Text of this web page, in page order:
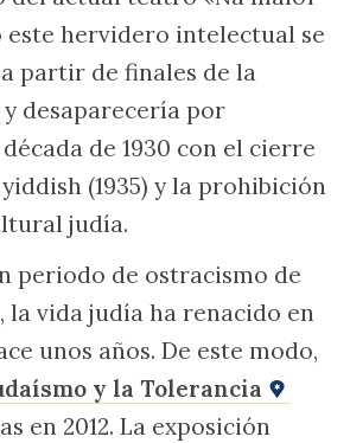
este hervidero intelectual se
partir de finales de la
y desaparecería por
de 1930 con el cierre
(1935) y la prohibición
judía.
periodo de ostracismo de
la vida judía ha renacido en
unos años. De este modo,
y la Tolerancia
en 2012. La exposición